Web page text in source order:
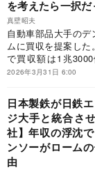
を考えたら一択だ
真壁昭夫
自動車部品大手の
ムに買収を提案した
で買収額は1兆
る。一方、ロームは
ロームが進むべき道
2026年3月31日 6:00
日本製鉄が日鉄
ジ大手と統合さ
社】年収の浮沈
ンソーがローム
由